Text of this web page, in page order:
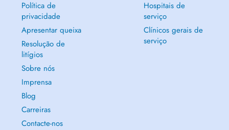
Política de
privacidade
Apresentar queixa
Resolução de
litígios
Sobre nós
Imprensa
Blog
Carreiras
Contacte-nos
Hospitais de
serviço
Clínicos gerais de
serviço